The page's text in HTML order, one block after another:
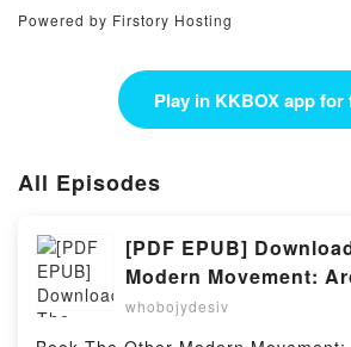
Powered by Firstory Hosting
Play in KKBOX app for
All Episodes
[PDF EPUB]
Modern Movement:
whobojydesiv